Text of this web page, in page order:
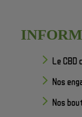
Le
Nos
Nos